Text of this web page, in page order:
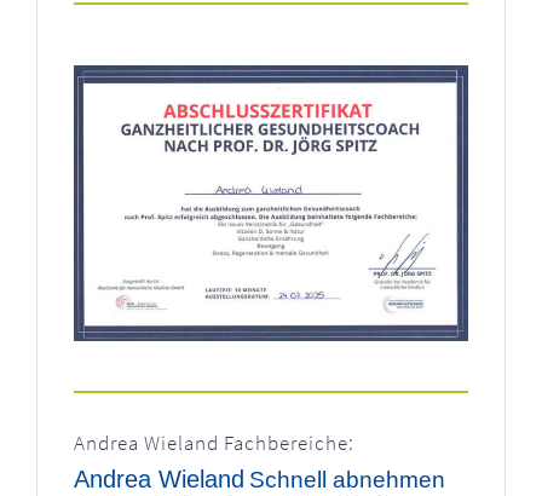
Andrea Wieland Fachbereiche:
Andrea Wieland Schnell abnehmen